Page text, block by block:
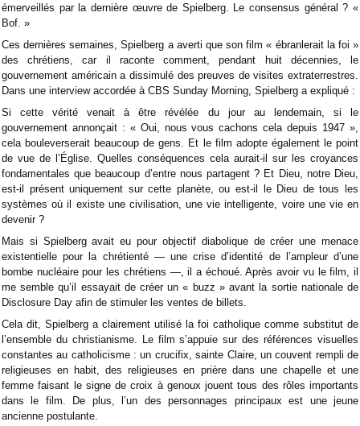
émerveillés par la dernière œuvre de Spielberg. Le consensus général ? «
Bof. »
Ces dernières semaines, Spielberg a averti que son film « ébranlerait la foi »
des chrétiens, car il raconte comment, pendant huit décennies, le
gouvernement américain a dissimulé des preuves de visites extraterrestres.
Dans une interview accordée à CBS Sunday Morning, Spielberg a expliqué :
Si cette vérité venait à être révélée du jour au lendemain, si le
gouvernement annonçait : « Oui, nous vous cachons cela depuis 1947 »,
cela bouleverserait beaucoup de gens. Et le film adopte également le point
de vue de l’Église. Quelles conséquences cela aurait-il sur les croyances
fondamentales que beaucoup d’entre nous partagent ? Et Dieu, notre Dieu,
est-il présent uniquement sur cette planète, ou est-il le Dieu de tous les
systèmes où il existe une civilisation, une vie intelligente, voire une vie en
devenir ?
Mais si Spielberg avait eu pour objectif diabolique de créer une menace
existentielle pour la chrétienté — une crise d’identité de l’ampleur d’une
bombe nucléaire pour les chrétiens —, il a échoué. Après avoir vu le film, il
me semble qu’il essayait de créer un « buzz » avant la sortie nationale de
Disclosure Day afin de stimuler les ventes de billets.
Cela dit, Spielberg a clairement utilisé la foi catholique comme substitut de
l’ensemble du christianisme. Le film s’appuie sur des références visuelles
constantes au catholicisme : un crucifix, sainte Claire, un couvent rempli de
religieuses en habit, des religieuses en prière dans une chapelle et une
femme faisant le signe de croix à genoux jouent tous des rôles importants
dans le film. De plus, l’un des personnages principaux est une jeune
ancienne postulante.